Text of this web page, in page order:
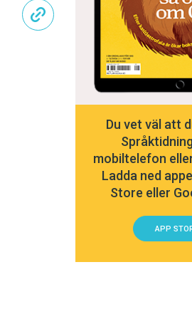
Du vet väl att
mobiltelefon
Ladda ned
Store eller
APP